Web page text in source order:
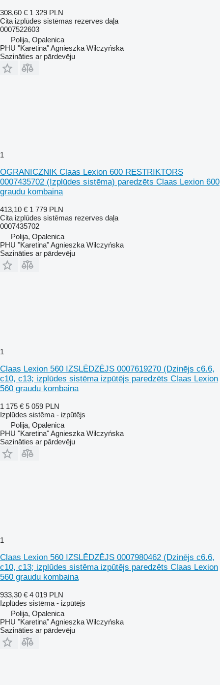
308,60 € 1 329 PLN
Cita izplūdes sistēmas rezerves daļa
0007522603
Polija, Opalenica
PHU "Karetina" Agnieszka Wilczyńska
Sazināties ar pārdevēju
1
OGRANICZNIK Claas Lexion 600 RESTRIKTORS
0007435702 (Izplūdes sistēma) paredzēts Claas Lexion 600
graudu kombaina
413,10 € 1 779 PLN
Cita izplūdes sistēmas rezerves daļa
0007435702
Polija, Opalenica
PHU "Karetina" Agnieszka Wilczyńska
Sazināties ar pārdevēju
1
Claas Lexion 560 IZSLĒDZĒJS 0007619270 (Dzinējs c6.6,
c10, c13; izplūdes sistēma izpūtējs paredzēts Claas Lexion
560 graudu kombaina
1 175 € 5 059 PLN
Izplūdes sistēma - izpūtējs
Polija, Opalenica
PHU "Karetina" Agnieszka Wilczyńska
Sazināties ar pārdevēju
1
Claas Lexion 560 IZSLĒDZĒJS 0007980462 (Dzinējs c6.6,
c10, c13; izplūdes sistēma izpūtējs paredzēts Claas Lexion
560 graudu kombaina
933,30 € 4 019 PLN
Izplūdes sistēma - izpūtējs
Polija, Opalenica
PHU "Karetina" Agnieszka Wilczyńska
Sazināties ar pārdevēju